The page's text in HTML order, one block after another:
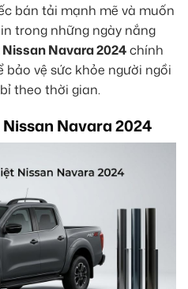
bán tải mạnh mẽ và muốn
trong những ngày nắng
Navara 2024chính
vệ sức khỏe người ngồi
theo thời gian.
Navara 2024